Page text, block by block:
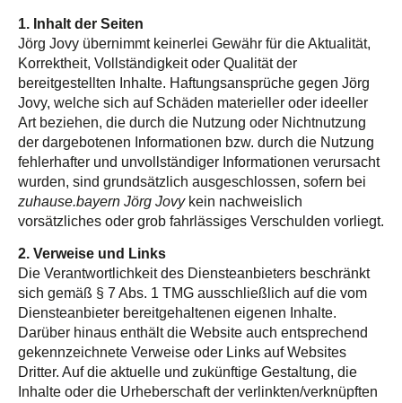
1. Inhalt der Seiten
Jörg Jovy übernimmt keinerlei Gewähr für die Aktualität,
Korrektheit, Vollständigkeit oder Qualität der
bereitgestellten Inhalte. Haftungsansprüche gegen Jörg
Jovy, welche sich auf Schäden materieller oder ideeller
Art beziehen, die durch die Nutzung oder Nichtnutzung
der dargebotenen Informationen bzw. durch die Nutzung
fehlerhafter und unvollständiger Informationen verursacht
wurden, sind grundsätzlich ausgeschlossen, sofern bei
zuhause.bayern Jörg Jovykein nachweislich
vorsätzliches oder grob fahrlässiges Verschulden vorliegt.
2. Verweise und Links
Die Verantwortlichkeit des Diensteanbieters beschränkt
sich gemäß § 7 Abs. 1 TMG ausschließlich auf die vom
Diensteanbieter bereitgehaltenen eigenen Inhalte.
Darüber hinaus enthält die Website auch entsprechend
gekennzeichnete Verweise oder Links auf Websites
Dritter. Auf die aktuelle und zukünftige Gestaltung, die
Inhalte oder die Urheberschaft der verlinkten/verknüpften